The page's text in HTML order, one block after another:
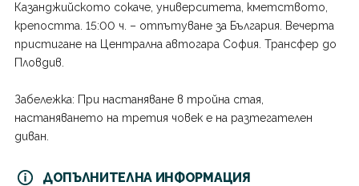
Казанджийското сокаче, университета, кметството,
крепостта. 15:00 ч. – отпътуване за България. Вечерта
пристигане на Централна автогара София. Трансфер до
Пловдив.
Забележка: При настаняване в тройна стая,
настаняването на третия човек е на разтегателен
диван.
ДОПЪЛНИТЕЛНА ИНФОРМАЦИЯ